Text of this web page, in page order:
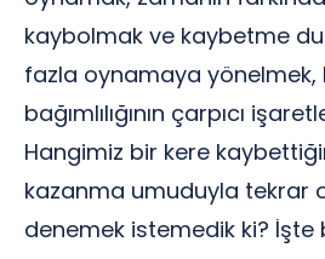
kaybolmak ve kaybetme
fazla oynamaya yönelmek,
bağımlılığının çarpıcı
Hangimiz bir kere
kazanma umuduyla tekrar
denemek istemedik ki? İşte